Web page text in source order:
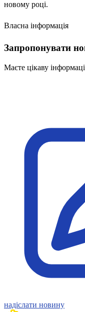
Статут УТОГ
Конвенція
Документи
новому році.
Власна інформація
Запропонувати
Маєте цікаву
надіслати новину